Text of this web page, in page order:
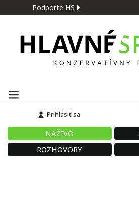
Podporte HS
Prihlásiť sa
NAŽIVO
ROZHOVORY